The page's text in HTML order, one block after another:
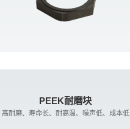
PEEK耐磨块
高耐磨、寿命长、耐高温、噪声低、成本低